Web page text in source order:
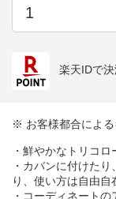
楽天IDで決
※ お客様都合による
・鮮やかなトリコ
・カバンに付けた
り、使い方は自由自
・コーディネート